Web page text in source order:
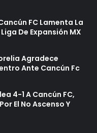
FC Lamenta La
De Expansión MX
Agradece
Ante Cancún Fc
4-1 A Cancún FC,
El No Ascenso Y